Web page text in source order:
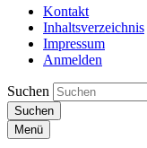
Kontakt
Inhaltsverzeichnis
Impressum
Anmelden
Suchen
Suchen
Menü